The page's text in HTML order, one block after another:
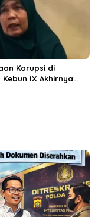
Korupsi di
Kebun IX Akhirnya